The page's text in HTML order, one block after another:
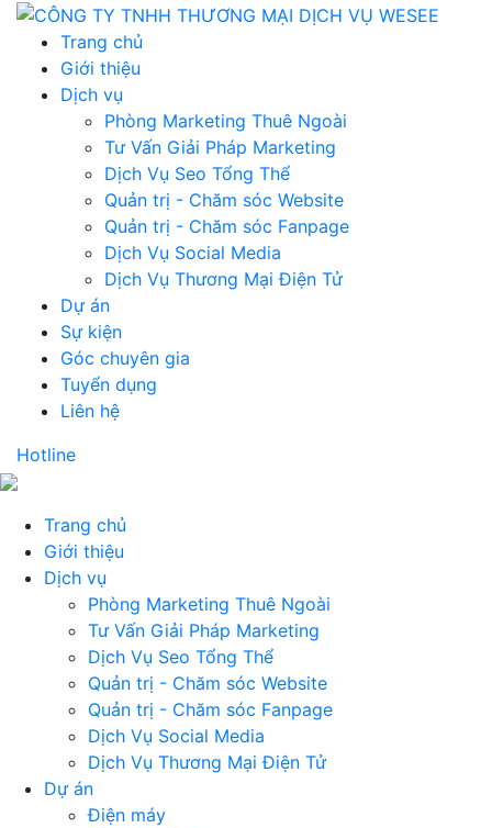
Trang chủ
Giới thiệu
Dịch vụ
Phòng Marketing Thuê Ngoài
Tư Vấn Giải Pháp Marketing
Dịch Vụ Seo Tổng Thể
Quản trị - Chăm sóc Website
Quản trị - Chăm sóc Fanpage
Dịch Vụ Social Media
Dịch Vụ Thương Mại Điện Tử
Dự án
Sự kiện
Góc chuyên gia
Tuyển dụng
Liên hệ
Hotline
Trang chủ
Giới thiệu
Dịch vụ
Phòng Marketing Thuê Ngoài
Tư Vấn Giải Pháp Marketing
Dịch Vụ Seo Tổng Thể
Quản trị - Chăm sóc Website
Quản trị - Chăm sóc Fanpage
Dịch Vụ Social Media
Dịch Vụ Thương Mại Điện Tử
Dự án
Điện máy